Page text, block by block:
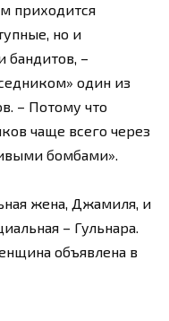
приходится
но и
бандитов, –
один из
– Потому что
чаще всего через
бомбами».
жена, Джамиля, и
– Гульнара.
объявлена в